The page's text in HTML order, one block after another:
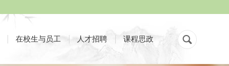
在校生与员工 人才招聘 课程思政